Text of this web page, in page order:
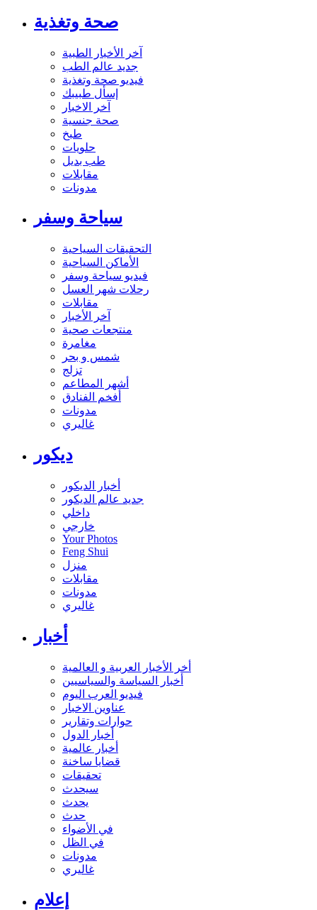
صحة وتغذية
آخر الأخبار الطبية
جديد عالم الطب
فيديو صحة وتغذية
إسأل طبيبك
آخر الاخبار
صحة جنسية
طبخ
حلويات
طب بديل
مقابلات
مدونات
سياحة وسفر
التحقيقات السياحية
الأماكن السياحية
فيديو سياحة وسفر
رحلات شهر العسل
مقابلات
آخر الأخبار
منتجعات صحية
مغامرة
شمس و بحر
تزلج
أشهر المطاعم
أفخم الفنادق
مدونات
غاليري
ديكور
أخبار الديكور
جديد عالم الديكور
داخلي
خارجي
Your Photos
Feng Shui
منزل
مقابلات
مدونات
غاليري
أخبار
أخر الأخبار العربية و العالمية
أخبار السياسة والسياسيين
فيديو العرب اليوم
عناوين الاخبار
حوارات وتقارير
أخبار الدول
أخبار عالمية
قضايا ساخنة
تحقيقات
سيحدث
يحدث
حدث
في الأضواء
في الظل
مدونات
غاليري
إعلام